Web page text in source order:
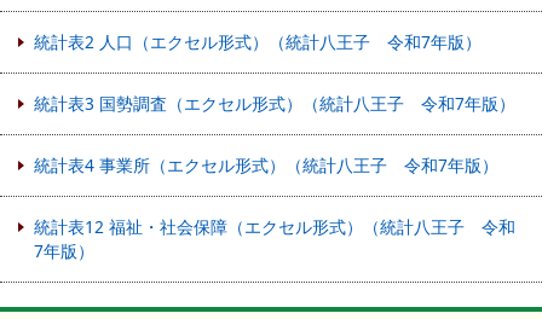
統計表2 人口（エクセル形式）（統計八王子 令和7年版）
統計表3 国勢調査（エクセル形式）（統計八王子 令和7年版）
統計表4 事業所（エクセル形式）（統計八王子 令和7年版）
統計表12 福祉・社会保障（エクセル形式）（統計八王子 令和
7年版）